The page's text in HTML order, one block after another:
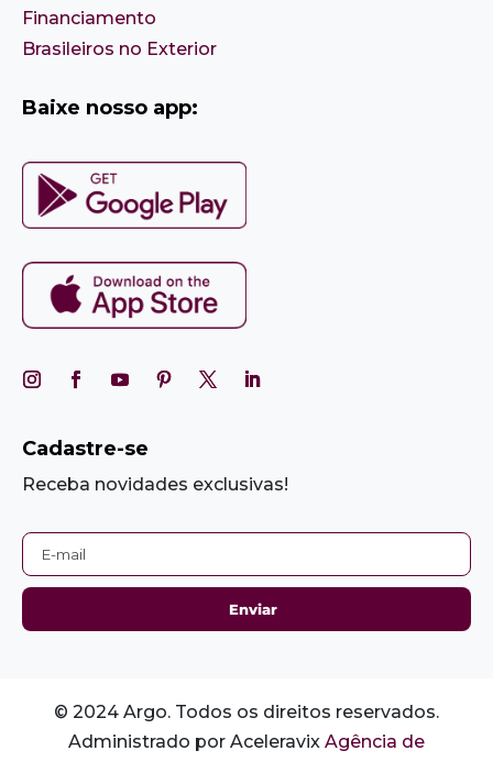
Financiamento
Brasileiros no Exterior
Baixe nosso app:
Cadastre-se
Receba novidades exclusivas!
© 2024 Argo. Todos os direitos reservados.
Administrado por Aceleravix Agência de